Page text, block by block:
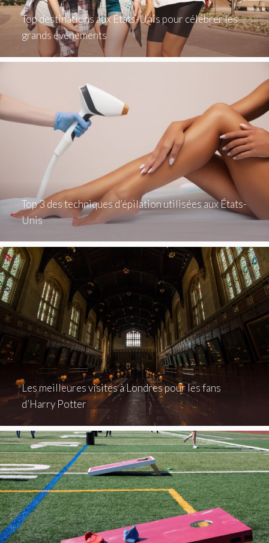
Top destinations aux États-Unis pour célébrer les
grands événements
Top 3 des techniques d’épilation utilisées aux États-
Unis
Les meilleures visites à Londres pour les fans
d’Harry Potter